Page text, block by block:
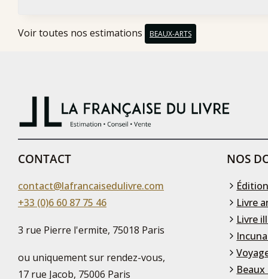
Voir toutes nos estimations BEAUX-ARTS
CONTACT
contact@lafrancaisedulivre.com
+33 (0)6 60 87 75 46
3 rue Pierre l'ermite, 75018 Paris
ou uniquement sur rendez-vous,
17 rue Jacob, 75006 Paris
NOS
Livre
Livre